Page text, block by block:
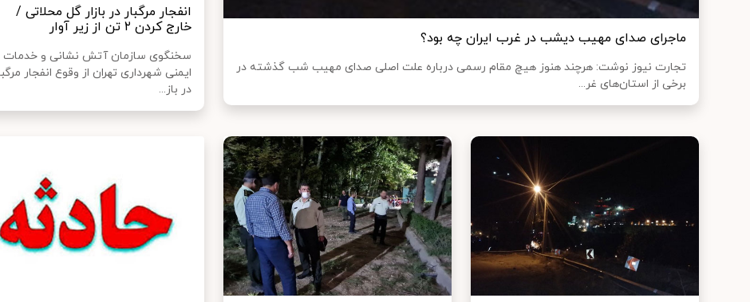
ماجرای صدای مهیب دیشب در غرب ایران چه بود؟
تجارت نیوز نوشت: هرچند هنوز هیچ مقام رسمی درباره علت اصلی صدای مهیب شب گذشته در
برخی از استان‌های غر...
انفجار مرگبار در بازار گل محلاتی /
خارج کردن ۲ تن از زیر آوار
سخنگوی سازمان آتش نشانی و خدمات
ایمنی شهرداری تهران از وقوع انفجار
در باز...